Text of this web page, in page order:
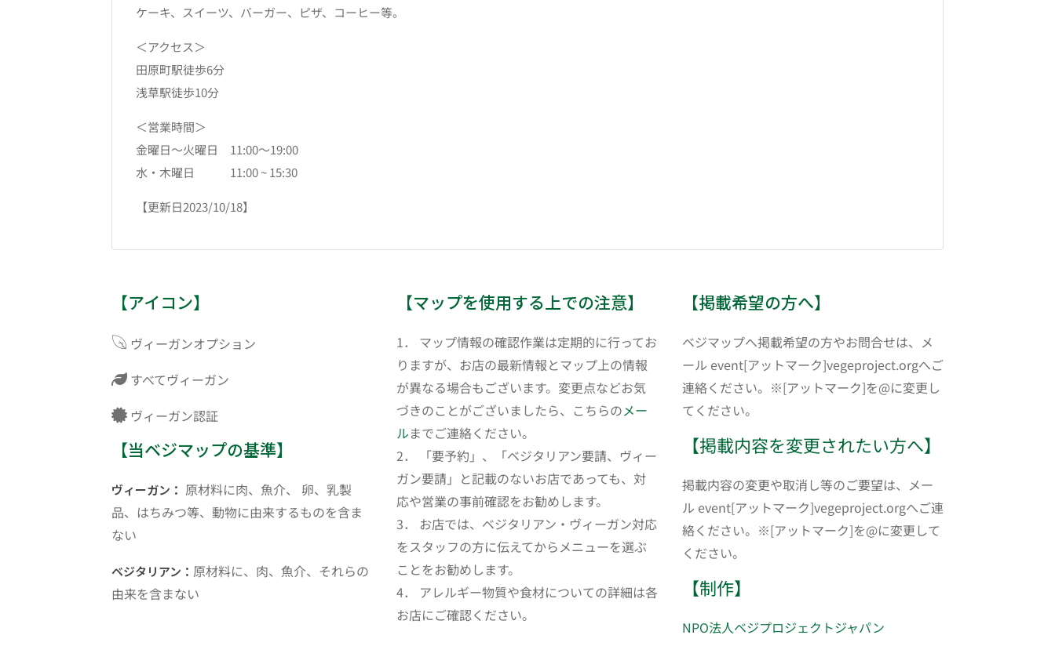
ケーキ、スイーツ、バーガー、ピザ、コーヒー等。
＜アクセス＞
田原町駅徒歩6分
浅草駅徒歩10分
＜営業時間＞
金曜日～火曜日 11:00～19:00
水・木曜日 11:00 ~ 15:30
【更新日2023/10/18】​
【アイコン】
ヴィーガンオプション
すべてヴィーガン
ヴィーガン認証
【当ベジマップの基準】
ヴィーガン： 原材料に肉、魚介、 卵、乳製
品、はちみつ等、動物に由来するものを含ま
ない
ベジタリアン： 原材料に、肉、魚介、それらの
由来を含まない
【マップを使用する上での注意】
1． マップ情報の確認作業は定期的に行ってお
りますが、お店の最新情報とマップ上の情報
が異なる場合もございます。変更点などお気
づきのことがございましたら、こちらのメー
ルまでご連絡ください。
2． 「要予約」、「ベジタリアン要請、ヴィー
ガン要請」と記載のないお店であっても、対
応や営業の事前確認をお勧めします。
3． お店では、ベジタリアン・ヴィーガン対応
をスタッフの方に伝えてからメニューを選ぶ
ことをお勧めします。
4． アレルギー物質や食材についての詳細は各
お店にご確認ください。
【掲載希望の方へ】
ベジマップへ掲載希望の方やお問合せは、メ
ール event[アットマーク]vegeproject.orgへご
連絡ください。※[アットマーク]を@に変更し
てください。
【掲載内容を変更されたい方へ】
掲載内容の変更や取消し等のご要望は、メー
ル event[アットマーク]vegeproject.orgへご連
絡ください。※[アットマーク]を@に変更して
ください。
【制作】
NPO法人ベジプロジェクトジャパン